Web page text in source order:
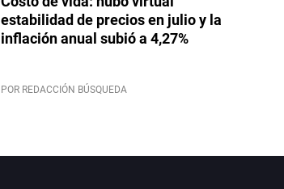
estabilidad de precios en julio y la
inflación anual subió a 4,27%
POR REDACCIÓN BÚSQUEDA